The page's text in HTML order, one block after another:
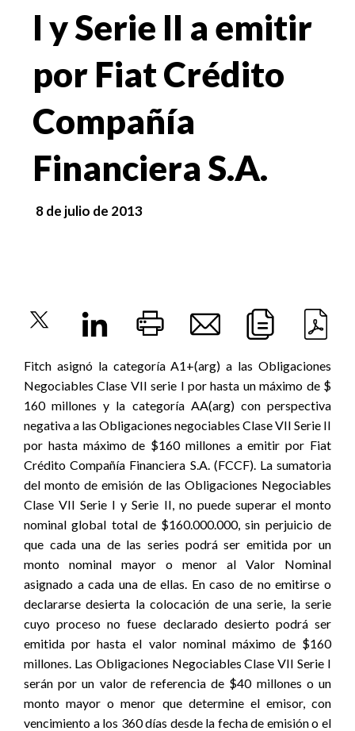
I y Serie II a emitir
por Fiat Crédito
Compañía
Financiera S.A.
8 de julio de 2013
Fitch asignó la categoría A1+(arg) a las Obligaciones
Negociables Clase VII serie I por hasta un máximo de $
160 millones y la categoría AA(arg) con perspectiva
negativa a las Obligaciones negociables Clase VII Serie II
por hasta máximo de $160 millones a emitir por Fiat
Crédito Compañía Financiera S.A. (FCCF). La sumatoria
del monto de emisión de las Obligaciones Negociables
Clase VII Serie I y Serie II, no puede superar el monto
nominal global total de $160.000.000, sin perjuicio de
que cada una de las series podrá ser emitida por un
monto nominal mayor o menor al Valor Nominal
asignado a cada una de ellas. En caso de no emitirse o
declararse desierta la colocación de una serie, la serie
cuyo proceso no fuese declarado desierto podrá ser
emitida por hasta el valor nominal máximo de $160
millones. Las Obligaciones Negociables Clase VII Serie I
serán por un valor de referencia de $40 millones o un
monto mayor o menor que determine el emisor, con
vencimiento a los 360 días desde la fecha de emisión o el